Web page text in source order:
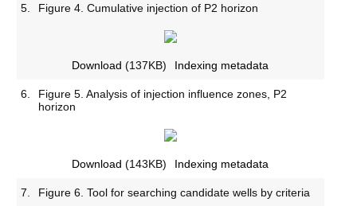
5. Figure 4. Cumulative injection of P2 horizon
Download (137KB) Indexing metadata
6.
Figure 5. Analysis of injection influence zones, P2
horizon
Download (143KB) Indexing metadata
7. Figure 6. Tool for searching candidate wells by criteria